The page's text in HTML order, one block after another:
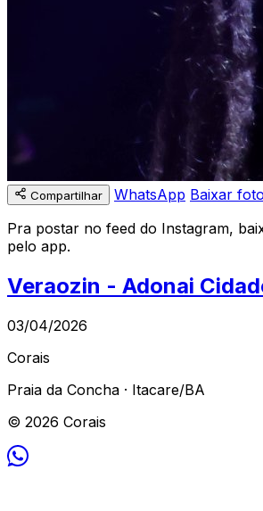
Compartilhar WhatsApp Baixar foto
Pra postar no feed do Instagram,
pelo app.
Veraozin - Adonai
03/04/2026
Corais
Praia da Concha · Itacare/BA
© 2026 Corais